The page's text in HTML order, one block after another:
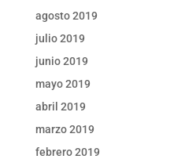
agosto 2019
julio 2019
junio 2019
mayo 2019
abril 2019
marzo 2019
febrero 2019